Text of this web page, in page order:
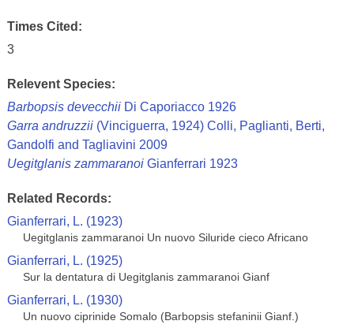
Times Cited:
3
Relevent Species:
Barbopsis devecchiiDi Caporiacco 1926
Garra andruzzii(Vinciguerra, 1924) Colli, Paglianti, Berti,
Gandolfi and Tagliavini 2009
Uegitglanis zammaranoiGianferrari 1923
Related Records:
Gianferrari, L. (1923)
Uegitglanis zammaranoi Un nuovo Siluride cieco Africano
Gianferrari, L. (1925)
Sur la dentatura di Uegitglanis zammaranoi Gianf
Gianferrari, L. (1930)
Un nuovo ciprinide Somalo (Barbopsis stefaninii Gianf.)